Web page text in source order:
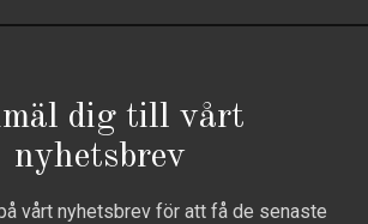
dig till vårt
nyhetsbrev
vårt nyhetsbrev för att få de senaste